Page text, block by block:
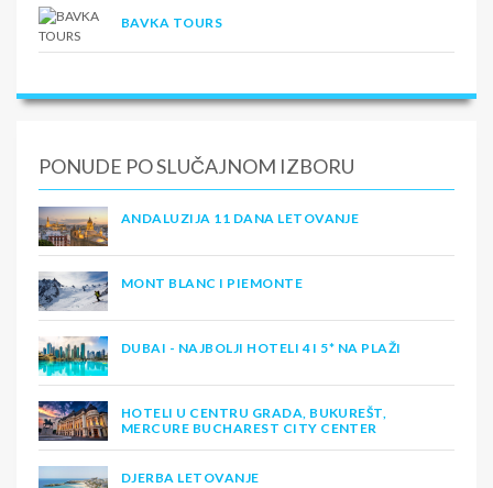
BAVKA TOURS
PONUDE PO SLUČAJNOM IZBORU
ANDALUZIJA 11 DANA LETOVANJE
MONT BLANC I PIEMONTE
DUBAI - NAJBOLJI HOTELI 4 I 5* NA PLAŽI
HOTELI U CENTRU GRADA, BUKUREŠT,
MERCURE BUCHAREST CITY CENTER
DJERBA LETOVANJE